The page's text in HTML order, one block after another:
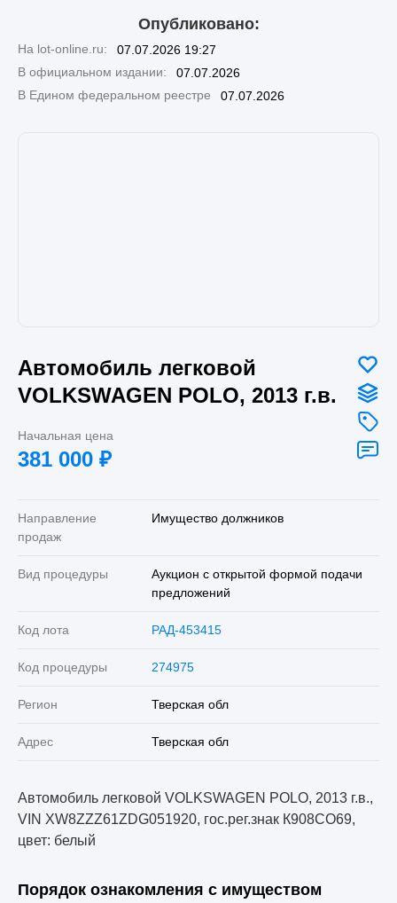
Опубликовано:
На lot-online.ru:
07.07.2026 19:27
В официальном издании:
07.07.2026
В Едином федеральном реестре
07.07.2026
Автомобиль легковой
VOLKSWAGEN POLO, 2013 г.в.
Начальная цена
381 000 ₽
Направление
продаж
Имущество должников
Вид процедуры
Аукцион с открытой формой подачи
предложений
Код лота РАД-453415
Код процедуры 274975
Регион Тверская обл
Адрес Тверская обл
Автомобиль легковой VOLKSWAGEN POLO, 2013 г.в.,
VIN XW8ZZZ61ZDG051920, гос.рег.знак К908СО69,
цвет: белый
Порядок ознакомления с имуществом